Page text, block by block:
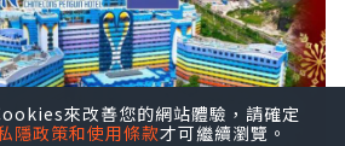
來改善您的網站體驗，請確定
隱政策和使用條款才可繼續瀏覽。